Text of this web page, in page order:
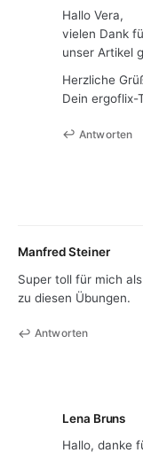
Hallo Vera,
vielen Dank
unser Artikel
Herzliche
Dein ergoflix-
Antworten
Manfred Steiner
Super toll für mich
zu diesen Übungen.
Antworten
Lena Bruns
Hallo, danke